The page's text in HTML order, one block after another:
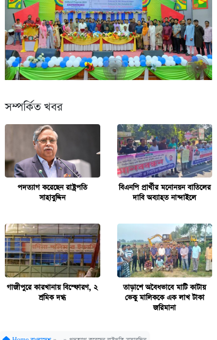
সম্পর্কিত খবর
পদত্যাগ করেছেন রাষ্ট্রপতি
সাহাবুদ্দিন
বিএনপি প্রার্থীর মনোনয়ন বাতিলের
দাবি অব্যাহত নান্দাইলে
গাজীপুরে কারখানায় বিস্ফোরণ, ২
শ্রমিক দগ্ধ
তাড়াশে অবৈধভাবে মাটি কাটায়
ভেকু মালিককে এক লাখ টাকা
জরিমানা